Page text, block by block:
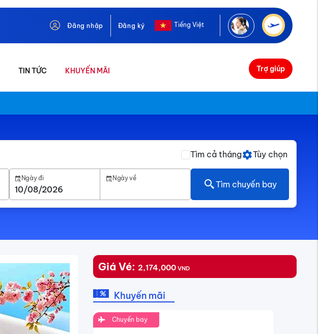
Đăng nhập Đăng ký Tiếng Việt
TIN TỨC KHUYẾN MÃI Trợ giúp
Tìm cả tháng Tùy chọn
Ngày đi Ngày về
Tìm chuyến bay
Giá Vé: 2,174,000 VND
Khuyến mãi
Chuyến bay